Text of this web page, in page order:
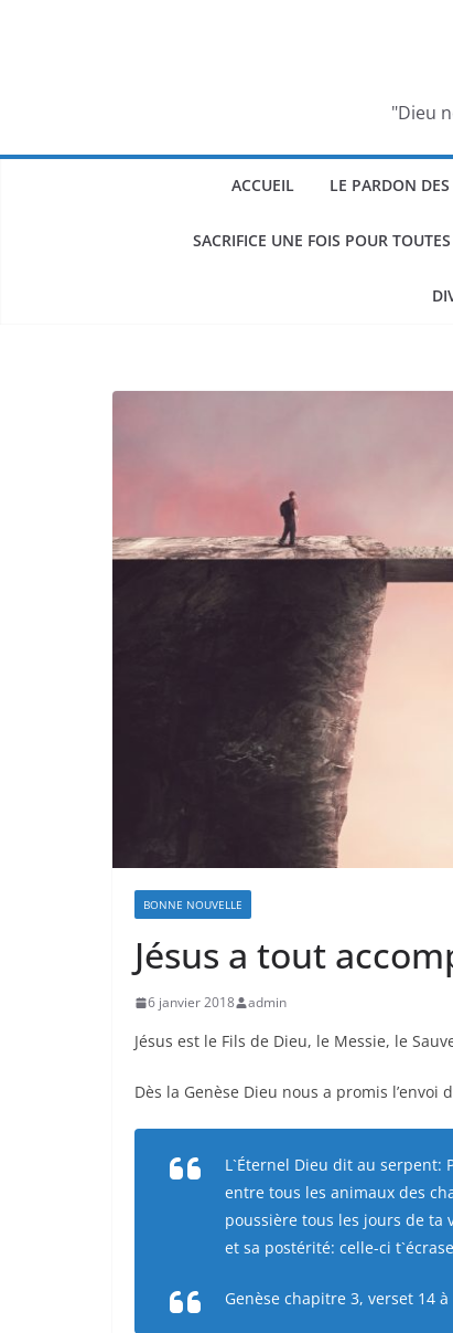
"Dieu
ACCUEIL LE PARDON DES
SACRIFICE UNE FOIS POUR TOUTES
BONNE NOUVELLE
Jésus a tout
6 janvier 2018 admin
Jésus est le Fils de Dieu, le Messie, le
Dès la Genèse Dieu nous a promis
L`Éternel Dieu dit au
entre tous les animaux des
poussière tous les jours de
et sa postérité: celle-ci
Genèse chapitre 3, verset 14 à